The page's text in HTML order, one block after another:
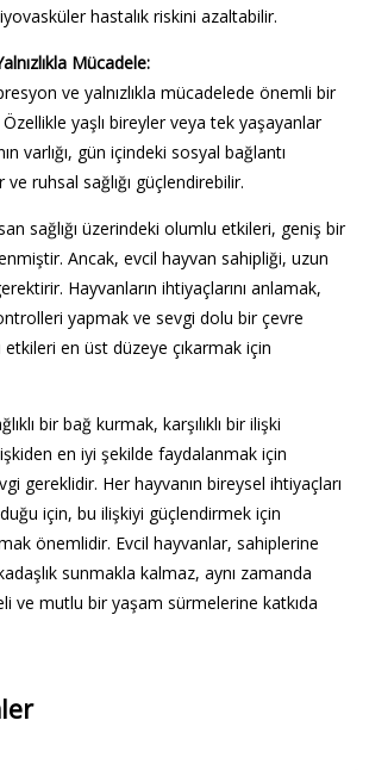
hastalık riskini azaltabilir.
Mücadele:
ve yalnızlıkla mücadelede önemli bir
yaşlı bireyler veya tek yaşayanlar
varlığı, gün içindeki sosyal bağlantı
ruhsal sağlığı güçlendirebilir.
sağlığı üzerindeki olumlu etkileri, geniş bir
Ancak, evcil hayvan sahipliği, uzun
Hayvanların ihtiyaçlarını anlamak,
yapmak ve sevgi dolu bir çevre
en üst düzeye çıkarmak için
bir bağ kurmak, karşılıklı bir ilişki
en iyi şekilde faydalanmak için
gereklidir. Her hayvanın bireysel ihtiyaçları
için, bu ilişkiyi güçlendirmek için
önemlidir. Evcil hayvanlar, sahiplerine
sunmakla kalmaz, aynı zamanda
ve mutlu bir yaşam sürmelerine katkıda